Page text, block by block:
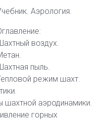
Аэрология.
воздух.
пыль.
режим шахт.
шахтной аэродинамики.
горных